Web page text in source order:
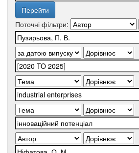
Поточні фільтри: